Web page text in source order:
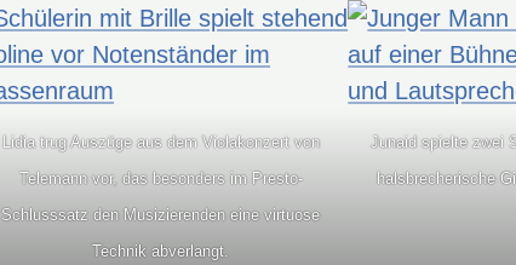
Lidia trug Auszüge aus dem Violakonzert von
Telemann vor, das besonders im Presto-
Schlusssatz den Musizierenden eine virtuose
Technik abverlangt.
Junaid spielte zwei
halsbrecherische